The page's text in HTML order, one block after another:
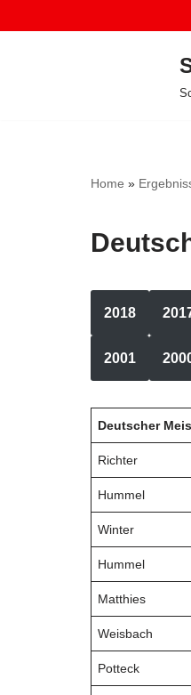
Home »
2018
2001
Deutscher
Richter
Hummel
Winter
Hummel
Matthies
Weisbach
Potteck